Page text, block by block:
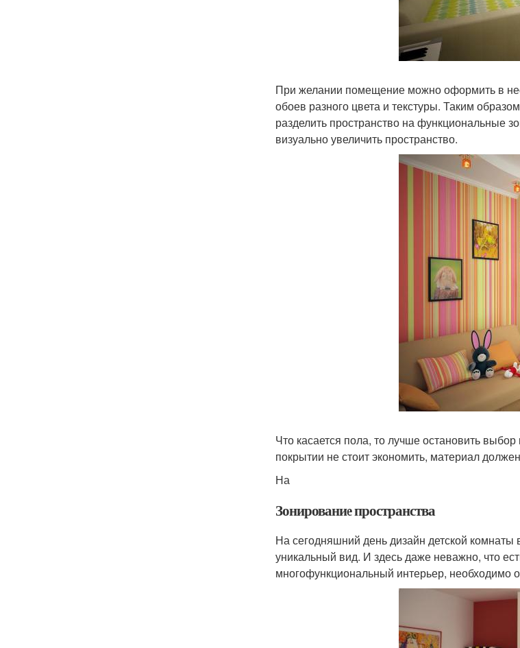
При желании помещение можно оформить в
обоев разного цвета и текстуры. Таким
разделить пространство на функциональные
визуально увеличить пространство.
Что касается пола, то лучше остановить
покрытии не стоит экономить, материал
На
Зонирование пространства
На сегодняшний день дизайн детской
уникальный вид. И здесь даже неважно, что
многофункциональный интерьер, необходимо